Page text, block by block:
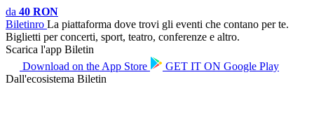
da 40 RON
Biletinro La piattaforma dove trovi gli eventi che contano per te.
Biglietti per concerti, sport, teatro, conferenze e altro.
Scarica l'app Biletin
Download on the App Store GET IT ON Google Play
Dall'ecosistema Biletin